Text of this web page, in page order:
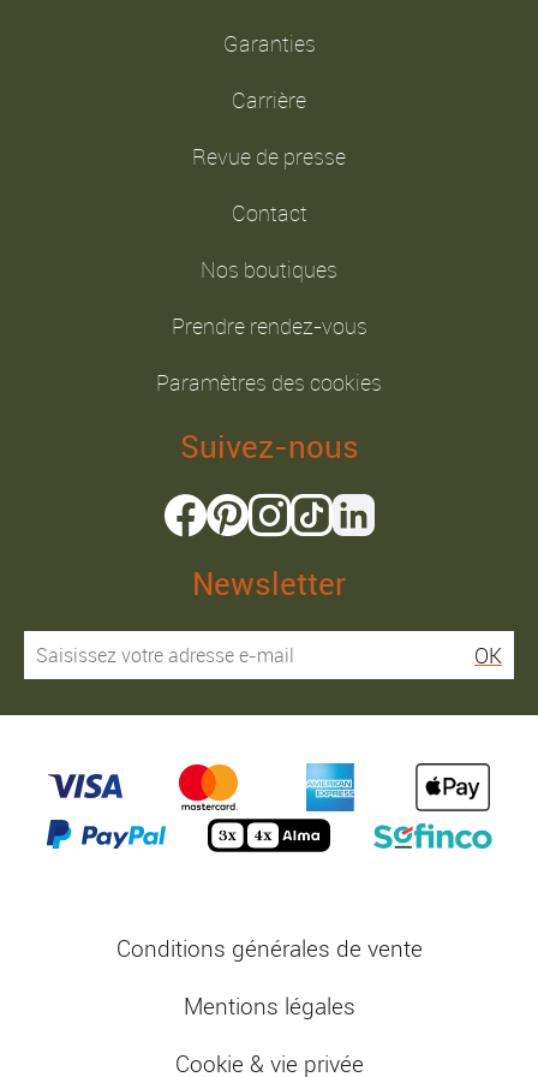
Garanties
Carrière
Revue de presse
Contact
Nos boutiques
Prendre rendez-vous
Paramètres des cookies
Suivez-nous
Newsletter
OK
Conditions générales de vente
Mentions légales
Cookie & vie privée